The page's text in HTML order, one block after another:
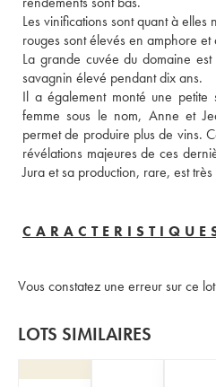
Les vinifications sont quant à elles
rouges sont élevés en amphore
La grande cuvée du domaine
savagnin élevé pendant dix ans.
Il a également monté une
femme sous le nom, Anne et
permet de produire plus de vins.
révélations majeures de ces
Jura et sa production, rare, est
Vous constatez une erreur sur ce
LOTS SIMILAIRES